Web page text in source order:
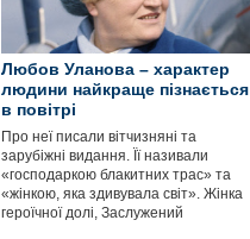
Любов Уланова – характер
людини найкраще пізнається
в повітрі
Про неї писали вітчизняні та
зарубіжні видання. Її називали
«господаркою блакитних трас» та
«жінкою, яка здивувала світ». Жінка
героїчної долі, Заслужений